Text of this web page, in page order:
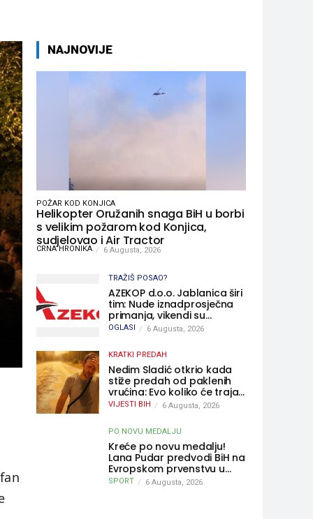
NAJNOVIJE
POŽAR KOD KONJICA
Helikopter Oružanih snaga BiH u borbi
s velikim požarom kod Konjica,
sudjelovao i Air Tractor
CRNA HRONIKA 6 Augusta, 2026
TRAŽIŠ POSAO?
AZEKOP d.o.o. Jablanica širi
tim: Nude iznadprosječna
primanja, vikendi su
slobodni, traži se više
OGLASI 6 Augusta, 2026
KRATKI PREDAH
Nedim Sladić otkrio kada
stiže predah od paklenih
vrućina: Evo koliko će trajati
osvježenje u BiH
VIJESTI BIH 6 Augusta, 2026
PO NOVU MEDALJU
Kreće po novu medalju!
Lana Pudar predvodi BiH na
Evropskom prvenstvu u
Parizu
SPORT 6 Augusta, 2026